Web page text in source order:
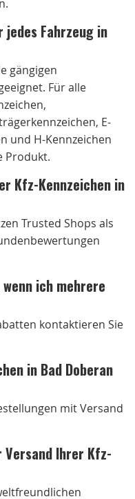
Fahrzeug in
gängigen
Für alle
E-
und H-Kennzeichen
Produkt.
Kfz-Kennzeichen in
Trusted Shops als
ich mehrere
kontaktieren Sie
in Bad Doberan
mit Versand
Ihrer Kfz-